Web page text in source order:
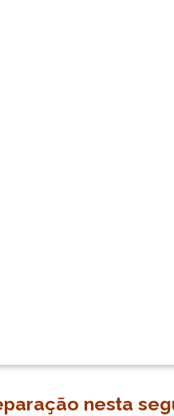
nesta